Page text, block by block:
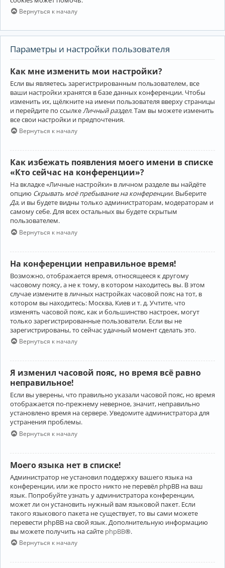
Вернуться к началу
Параметры и настройки пользователя
Как мне изменить мои настройки?
Если вы являетесь зарегистрированным пользователем, все
ваши настройки хранятся в базе данных конференции. Чтобы
изменить их, щёлкните на имени пользователя вверху страницы
и перейдите по ссылке Личный раздел. Там вы можете изменить
все свои настройки и предпочтения.
Вернуться к началу
Как избежать появления моего имени в списке
«Кто сейчас на конференции»?
На вкладке «Личные настройки» в личном разделе вы найдёте
опцию Скрывать моё пребывание на конференции. Выберите
Да, и вы будете видны только администраторам, модераторам и
самому себе. Для всех остальных вы будете скрытым
пользователем.
Вернуться к началу
На конференции неправильное время!
Возможно, отображается время, относящееся к другому
часовому поясу, а не к тому, в котором находитесь вы. В этом
случае измените в личных настройках часовой пояс на тот, в
котором вы находитесь: Москва, Киев и т. д. Учтите, что
изменять часовой пояс, как и большинство настроек, могут
только зарегистрированные пользователи. Если вы не
зарегистрированы, то сейчас удачный момент сделать это.
Вернуться к началу
Я изменил часовой пояс, но время всё равно
неправильное!
Если вы уверены, что правильно указали часовой пояс, но время
отображается по-прежнему неверное, значит, неправильно
установлено время на сервере. Уведомите администратора для
устранения проблемы.
Вернуться к началу
Моего языка нет в списке!
Администратор не установил поддержку вашего языка на
конференции, или же просто никто не перевёл phpBB на ваш
язык. Попробуйте узнать у администратора конференции,
может ли он установить нужный вам языковой пакет. Если
такого языкового пакета не существует, то вы сами можете
перевести phpBB на свой язык. Дополнительную информацию
вы можете получить на сайте phpBB®.
Вернуться к началу